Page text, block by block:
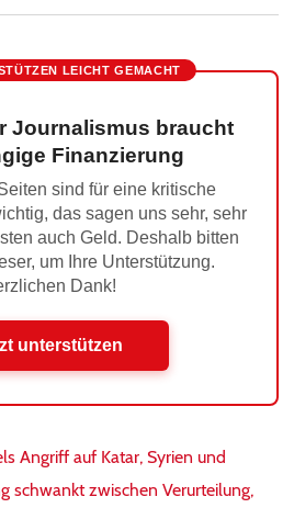
LEICHT GEMACHT
Journalismus braucht
Finanzierung
sind für eine kritische
das sagen uns sehr, sehr
auch Geld. Deshalb bitten
um Ihre Unterstützung.
Dank!
unterstützen
Angriff auf Katar, Syrien und
schwankt zwischen Verurteilung,